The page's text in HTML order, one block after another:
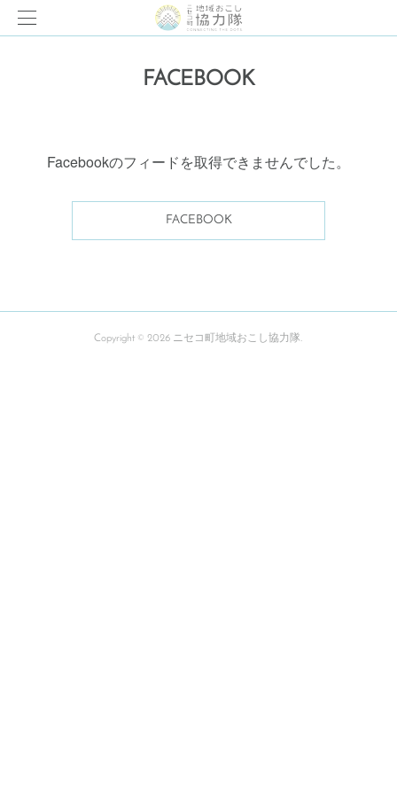
FACEBOOK
Facebookのフィードを取得できませんでした。
FACEBOOK
Copyright © 2026 ニセコ町地域おこし協力隊.